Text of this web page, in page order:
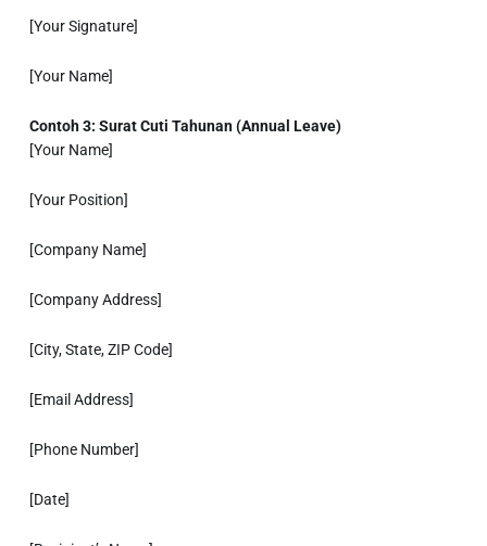
[Your Signature]
[Your Name]
Contoh 3: Surat Cuti Tahunan (Annual Leave)
[Your Name]
[Your Position]
[Company Name]
[Company Address]
[City, State, ZIP Code]
[Email Address]
[Phone Number]
[Date]